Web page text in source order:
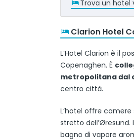
Trova un hotel
Clarion Hotel
L’Hotel Clarion è il
Copenaghen. È
metropolitana dal
centro città.
L’hotel offre
stretto dell’Øresund.
bagno di vapore